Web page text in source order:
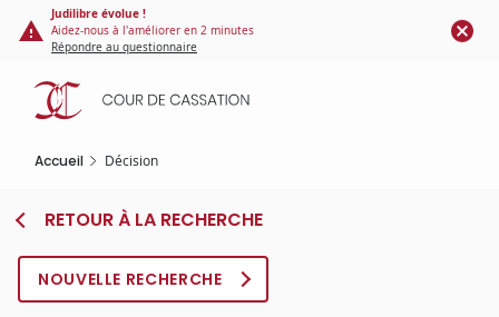
Panneau de gestion des cookies
contenu
principal
Judilibre évolue !
Aidez-nous à l'améliorer en 2 minutes
Répondre au questionnaire
Accueil Décision
RETOUR À LA RECHERCHE
NOUVELLE RECHERCHE